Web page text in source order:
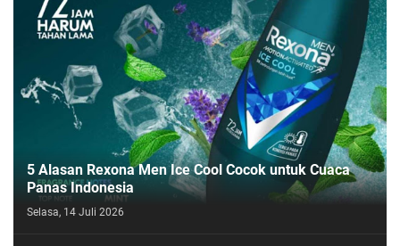
5 Alasan Rexona Men Ice Cool Cocok untuk Cuaca
Panas Indonesia
Selasa, 14 Juli 2026